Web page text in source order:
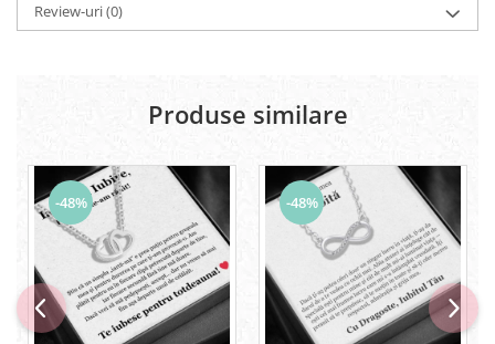
Review-uri(0)
Produse similare
-48% -48%